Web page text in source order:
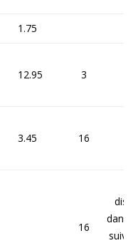
1.75
12.95 3
3.45 16
16
dans